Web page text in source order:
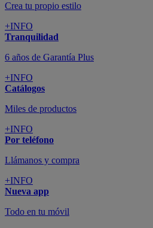
Crea tu propio estilo
+INFO
Tranquilidad
6 años de Garantía Plus
+INFO
Catálogos
Miles de productos
+INFO
Por teléfono
Llámanos y compra
+INFO
Nueva app
Todo en tu móvil